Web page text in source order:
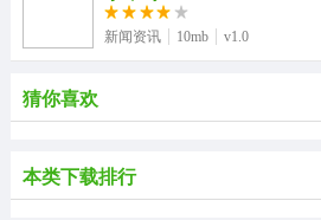
新闻资讯 10mb v1.0
猜你喜欢
本类下载排行